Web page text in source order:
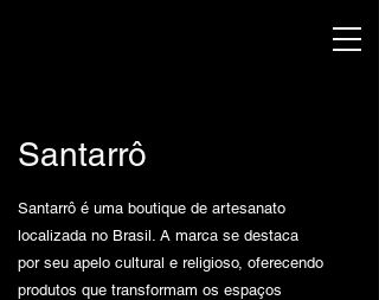
Santarrô
Santarrô é uma boutique de artesanato
localizada no Brasil. A marca se destaca
por seu apelo cultural e religioso, oferecendo
produtos que transformam os espaços